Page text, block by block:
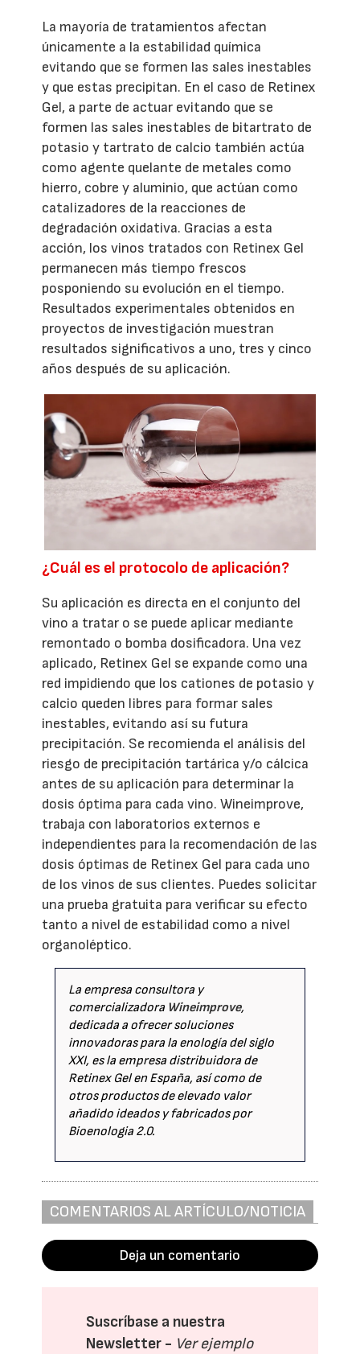
La mayoría de tratamientos afectan
únicamente a la estabilidad química
evitando que se formen las sales inestables
y que estas precipitan. En el caso de Retinex
Gel, a parte de actuar evitando que se
formen las sales inestables de bitartrato de
potasio y tartrato de calcio también actúa
como agente quelante de metales como
hierro, cobre y aluminio, que actúan como
catalizadores de la reacciones de
degradación oxidativa. Gracias a esta
acción, los vinos tratados con Retinex Gel
permanecen más tiempo frescos
posponiendo su evolución en el tiempo.
Resultados experimentales obtenidos en
proyectos de investigación muestran
resultados significativos a uno, tres y cinco
años después de su aplicación.
¿Cuál es el protocolo de aplicación?
Su aplicación es directa en el conjunto del
vino a tratar o se puede aplicar mediante
remontado o bomba dosificadora. Una vez
aplicado, Retinex Gel se expande como una
red impidiendo que los cationes de potasio y
calcio queden libres para formar sales
inestables, evitando así su futura
precipitación. Se recomienda el análisis del
riesgo de precipitación tartárica y/o cálcica
antes de su aplicación para determinar la
dosis óptima para cada vino. Wineimprove,
trabaja con laboratorios externos e
independientes para la recomendación de las
dosis óptimas de Retinex Gel para cada uno
de los vinos de sus clientes. Puedes solicitar
una prueba gratuita para verificar su efecto
tanto a nivel de estabilidad como a nivel
organoléptico.
La empresa consultora y
comercializadora Wineimprove,
dedicada a ofrecer soluciones
innovadoras para la enología del siglo
XXI, es la empresa distribuidora de
Retinex Gel en España, así como de
otros productos de elevado valor
añadido ideados y fabricados por
Bioenologia 2.0.
COMENTARIOS AL ARTÍCULO/NOTICIA
Deja un comentario
Suscríbase a nuestra
Newsletter - Ver ejemplo